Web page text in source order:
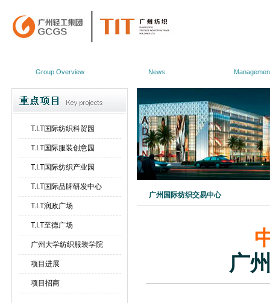
Group Overview News
T.I.T国际纺织科贸园
T.I.T国际服装创意园
T.I.T国际纺织产业园
T.I.T国际品牌研发中心
T.I.T润政广场
T.I.T至德广场
广州大学纺织服装学院
项目进展
项目招商
广州国际纺织交易中心
广